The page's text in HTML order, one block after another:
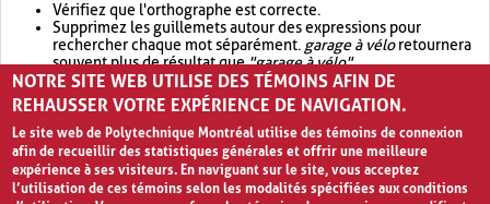
Vérifiez que l'orthographe est correcte.
Supprimez les guillemets autour des expressions pour
rechercher chaque mot séparément. garage à véloretournera
souvent plus de résultat que"garage à vélo".
Envisagez d'élargir votre recherche avec OR.garage OR vélo
retournera souvent plus de résultat quegarage à vélo
NOTRE SITE WEB UTILISE DES TÉMOINS AFIN DE
REHAUSSER VOTRE EXPÉRIENCE DE NAVIGATION.
Le site web de Polytechnique Montréal utilise des témoins de connexion
afin de recueillir des statistiques générales et offrir une meilleure
expérience à ses visiteurs. En naviguant sur le site, vous acceptez
l’utilisation de ces témoins selon les modalités spécifiées aux conditions